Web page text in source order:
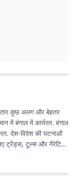
कुछ अलग और बेहतर
में बंगाल में कार्यरत. बंगाल
देश-विदेश की घटनाओं
ट्रेंड्स, टूल्स और नैरेटिव